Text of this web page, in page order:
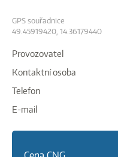
GPS souřadnice
49.45919420, 14.36179440
Provozovatel
Kontaktní osoba
Telefon
E-mail